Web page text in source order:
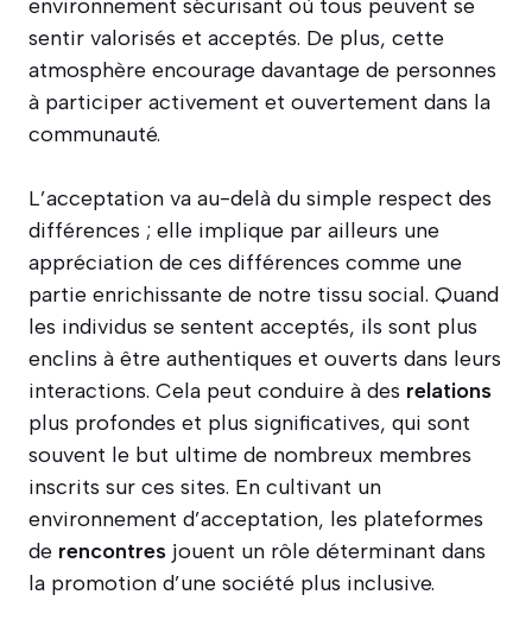
environnement sécurisant où tous peuvent se
sentir valorisés et acceptés. De plus, cette
atmosphère encourage davantage de personnes
à participer activement et ouvertement dans la
communauté.
L’acceptation va au-delà du simple respect des
différences ; elle implique par ailleurs une
appréciation de ces différences comme une
partie enrichissante de notre tissu social. Quand
les individus se sentent acceptés, ils sont plus
enclins à être authentiques et ouverts dans leurs
interactions. Cela peut conduire à des relations
plus profondes et plus significatives, qui sont
souvent le but ultime de nombreux membres
inscrits sur ces sites. En cultivant un
environnement d’acceptation, les plateformes
de rencontres jouent un rôle déterminant dans
la promotion d’une société plus inclusive.